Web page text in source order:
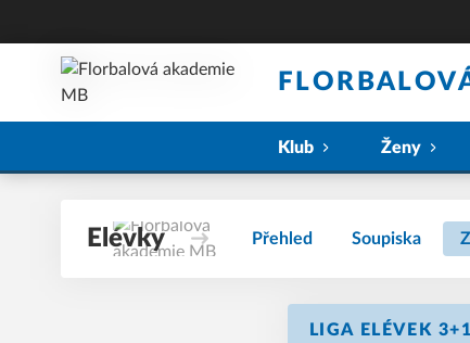
Klub Ženy
Elévky Přehled Soupiska
LIGA ELÉVEK